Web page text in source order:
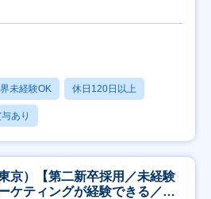
未経験OK 休日120日以上
あり
京）【第二新卒採用／未経験
ケティングが経験できる／研